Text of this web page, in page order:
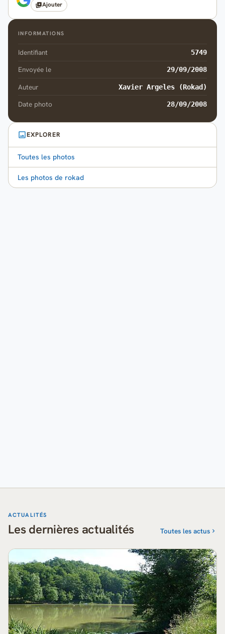
Ajouter
INFORMATIONS
Identifiant 5749
Envoyée le 29/09/2008
Auteur Xavier Argeles (Rokad)
Date photo 28/09/2008
EXPLORER
Toutes les photos
Les photos de rokad
ACTUALITÉS
Les dernières actualités Toutes les actus